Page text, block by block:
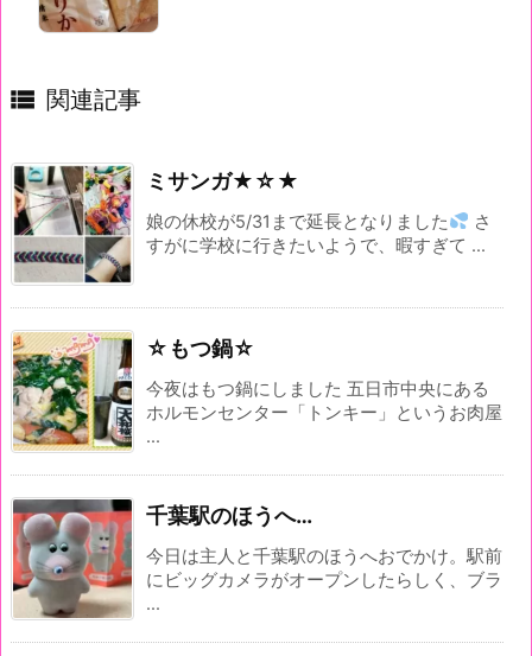
 関連記事
ミサンガ★☆★
娘の休校が5/31まで延長となりました
さ
すがに学校に行きたいようで、暇すぎて ...
☆もつ鍋☆
今夜はもつ鍋にしました 五日市中央にある
ホルモンセンター「トンキー」というお肉屋
...
千葉駅のほうへ…
今日は主人と千葉駅のほうへおでかけ。駅前
にビッグカメラがオープンしたらしく、ブラ
...